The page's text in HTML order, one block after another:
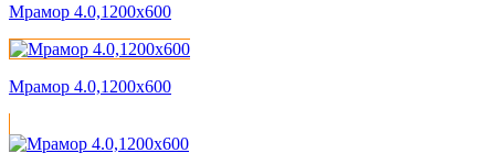
Мрамор 4.0,1200x600
Мрамор 4.0,1200x600